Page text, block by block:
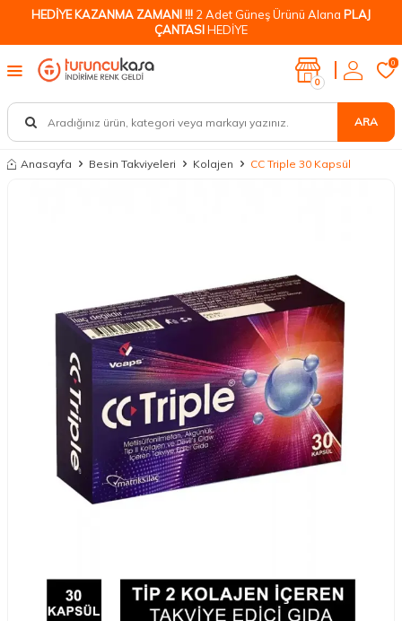
HEDİYE KAZANMA ZAMANI !!! 2 Adet Güneş Ürünü Alana PLAJ
ÇANTASIHEDİYE
ARA
0
0
Anasayfa Besin Takviyeleri Kolajen CC Triple 30 Kapsül